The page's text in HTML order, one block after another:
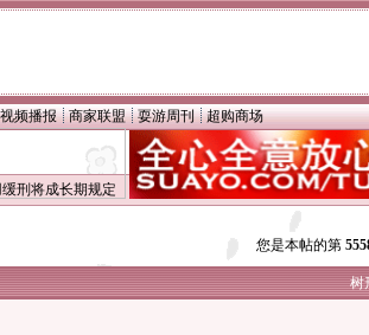
视频播报 商家联盟 耍游周刊 超购商场
搜一搜更
刑将成长期规定
您是本帖的第
树